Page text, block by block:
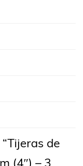
de
(4″) – 3